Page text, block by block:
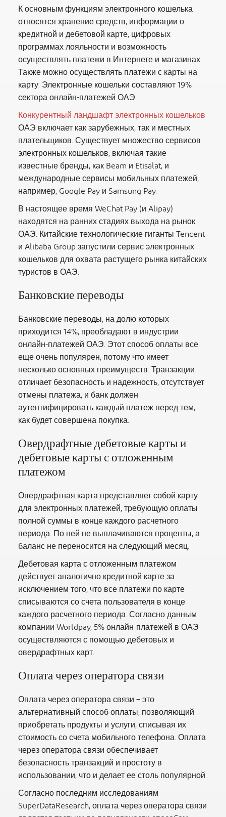
К основным функциям электронного кошелька
относятся хранение средств, информации о
кредитной и дебетовой карте, цифровых
программах лояльности и возможность
осуществлять платежи в Интернете и магазинах.
Также можно осуществлять платежи с карты на
карту. Электронные кошельки составляют 19%
сектора онлайн-платежей ОАЭ.
Конкурентный ландшафт электронных кошельков
ОАЭ включает как зарубежных, так и местных
плательщиков. Существует множество сервисов
электронных кошельков, включая такие
известные бренды, как Beam и Etisalat, и
международные сервисы мобильных платежей,
например, Google Pay и Samsung Pay.
В настоящее время WeChat Pay (и Alipay)
находятся на ранних стадиях выхода на рынок
ОАЭ. Китайские технологические гиганты Tencent
и Alibaba Group запустили сервис электронных
кошельков для охвата растущего рынка китайских
туристов в ОАЭ.
Банковские переводы
Банковские переводы, на долю которых
приходится 14%, преобладают в индустрии
онлайн-платежей ОАЭ. Этот способ оплаты все
еще очень популярен, потому что имеет
несколько основных преимуществ. Транзакции
отличает безопасность и надежность, отсутствует
отмены платежа, и банк должен
аутентифицировать каждый платеж перед тем,
как будет совершена покупка.
Овердрафтные дебетовые карты и
дебетовые карты с отложенным
платежом
Овердрафтная карта представляет собой карту
для электронных платежей, требующую оплаты
полной суммы в конце каждого расчетного
периода. По ней не выплачиваются проценты, а
баланс не переносится на следующий месяц.
Дебетовая карта с отложенным платежом
действует аналогично кредитной карте за
исключением того, что все платежи по карте
списываются со счета пользователя в конце
каждого расчетного периода. Согласно данным
компании Worldpay, 5% онлайн-платежей в ОАЭ
осуществляются с помощью дебетовых и
овердрафтных карт.
Оплата через оператора связи
Оплата через оператора связи – это
альтернативный способ оплаты, позволяющий
приобретать продукты и услуги, списывая их
стоимость со счета мобильного телефона. Оплата
через оператора связи обеспечивает
безопасность транзакций и простоту в
использовании, что и делает ее столь популярной.
Согласно последним исследованиям
SuperDataResearch, оплата через оператора связи